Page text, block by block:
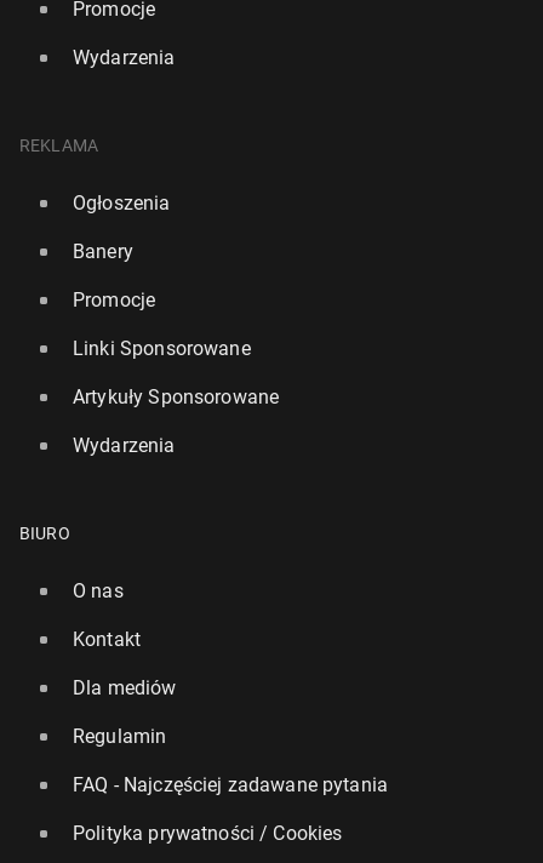
Promocje
Wydarzenia
REKLAMA
Ogłoszenia
Banery
Promocje
Linki Sponsorowane
Artykuły Sponsorowane
Wydarzenia
BIURO
O nas
Kontakt
Dla mediów
Regulamin
FAQ - Najczęściej zadawane pytania
Polityka prywatności / Cookies